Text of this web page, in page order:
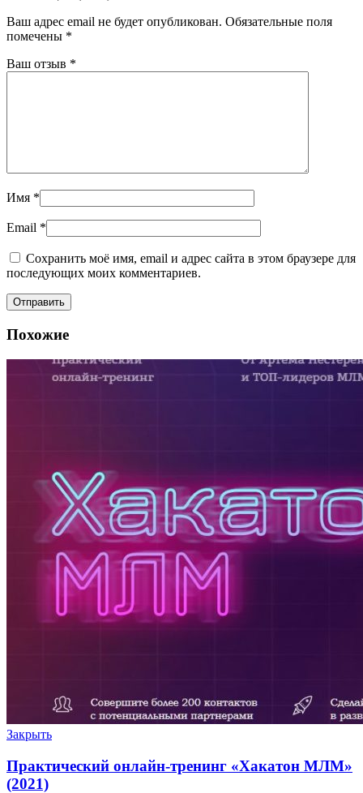
Ваш адрес email не будет опубликован. Обязательные поля
помечены *
Ваш отзыв *
Имя *
Email *
Сохранить моё имя, email и адрес сайта в этом браузере для
последующих моих комментариев.
Похожие
Закрыть
Практический онлайн-тренинг «Хакатон МЛМ»
(2021)